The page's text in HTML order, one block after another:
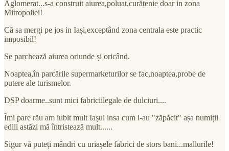
Aglomerat...s-a construit aiurea,poluat,curățenie doar in zona
Mitropoliei!
Că sa mergi pe jos in Iași,exceptând zona centrala este practic
imposibil!
Se parchează aiurea oriunde și oricând.
Noaptea,în parcările supermarketurilor se fac,noaptea,probe de
putere ale turismelor.
DSP doarme..sunt mici fabriciilegale de dulciuri....
Îmi pare rău am iubit mult Iașul insa cum l-au "zăpăcit" așa numiții
edili astăzi mă întristează mult......
Sigur vă puteți mândri cu uriașele fabrici de stors bani...mallurile!